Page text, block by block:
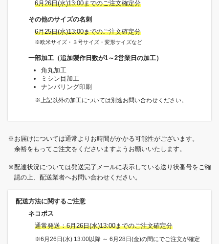
6月26日(水)13:00までのご注文確定分
その他のサイズの名刺
6月25日(水)13:00までのご注文確定分
※欧米サイズ・３号サイズ・変形サイズなど
一部加工（追加製作日数が1～2営業日の加工）
角丸加工
ミシン目加工
ナンバリング印刷
※上記以外の加工については別途お問い合わせください。
※お届けについては通常よりお時間がかかる可能性がございます。
余裕をもってご注文をくださいますようお願いいたします。
※配達状況については発送完了メールに表示している送り状番号をご確
認の上、配送業者へお問い合わせください。
配送方法に関するご注意
ネコポス
通常発送：6月26日(水)13:00までのご注文確定分
※6月26日(水) 13:00以降 ～ 6月28日(金)の間にでご注文が確定